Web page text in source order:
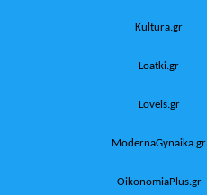
Kultura.gr
Loatki.gr
Loveis.gr
ModernaGynaika.gr
OikonomiaPlus.gr